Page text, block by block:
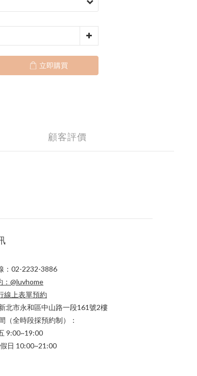
立即購買
顧客評價
：02-2232-3886
@luvhome
線上表單預約
北市永和區中山路一段161號2樓
（全時段採預約制）：
9:00~19:00
日 10:00~21:00